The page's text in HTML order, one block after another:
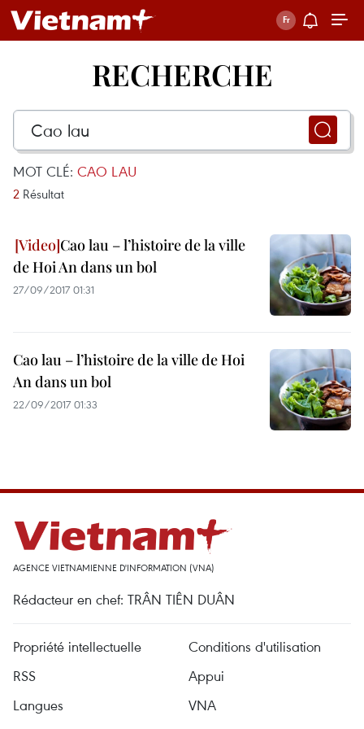
RECHERCHE
MOT CLÉ: CAO LAU
2 Résultat
Cao lau – l’histoire de la ville
de Hoi An dans un bol
27/09/2017 01:31
Cao lau – l’histoire de la ville de Hoi
An dans un bol
22/09/2017 01:33
AGENCE VIETNAMIENNE D'INFORMATION (VNA)
Rédacteur en chef: TRÂN TIÊN DUÂN
Propriété intellectuelle
Conditions d'utilisation
RSS
Appui
Langues
VNA